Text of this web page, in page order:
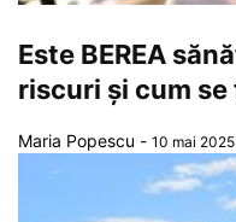
Este BEREA
riscuri și cum
Maria Popescu - 10 mai 2025